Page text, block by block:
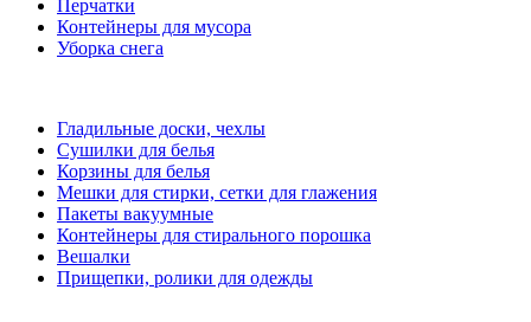
Перчатки
Контейнеры для мусора
Уборка снега
Гладильные доски, чехлы
Сушилки для белья
Корзины для белья
Мешки для стирки, сетки для глажения
Пакеты вакуумные
Контейнеры для стирального порошка
Вешалки
Прищепки, ролики для одежды